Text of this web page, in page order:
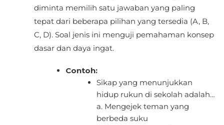
diminta memilih satu jawaban yang paling
tepat dari beberapa pilihan yang tersedia (A, B,
C, D). Soal jenis ini menguji pemahaman konsep
dasar dan daya ingat.
Contoh:
Sikap yang menunjukkan
hidup rukun di sekolah adalah…
a. Mengejek teman yang
berbeda suku